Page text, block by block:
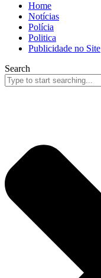
Home
Notícias
Polícia
Politica
Publicidade no Site
Search